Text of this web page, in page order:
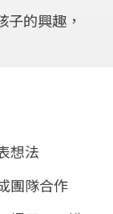
的興趣，
想法
團隊合作